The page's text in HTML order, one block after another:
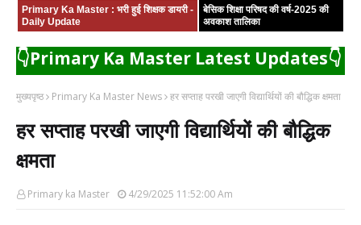
Primary Ka Master : भरी हुई शिक्षक डायरी -
Daily Update
बेसिक शिक्षा परिषद की वर्ष-2025 की
अवकाश तालिका
👇Primary Ka Master Latest Updates👇
मुख्यपृष्ठ Primary Ka Master News हर सप्ताह परखी जाएगी विद्यार्थियों की बौद्धिक क्षमता
हर सप्ताह परखी जाएगी विद्यार्थियों की बौद्धिक
क्षमता
Primary ka Master 4/29/2025 11:52:00 Am